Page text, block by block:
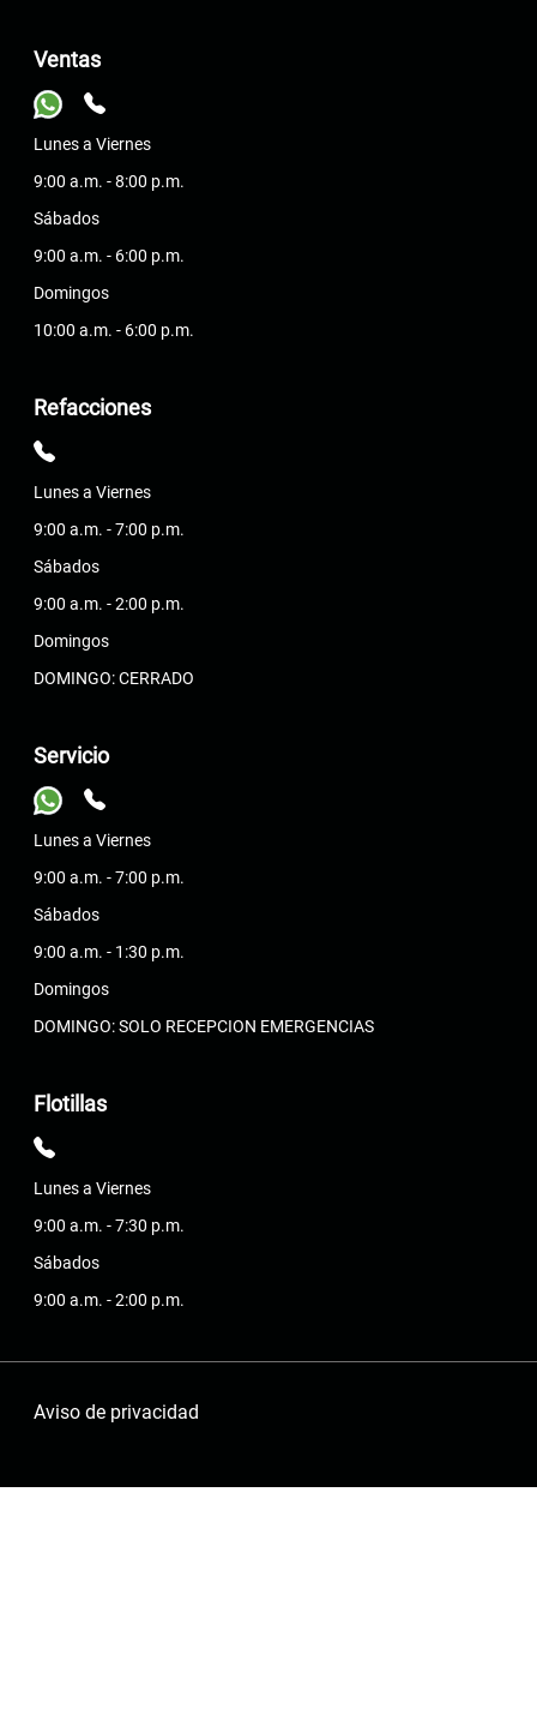
Ventas
Lunes a Viernes
9:00 a.m. - 8:00 p.m.
Sábados
9:00 a.m. - 6:00 p.m.
Domingos
10:00 a.m. - 6:00 p.m.
Refacciones
Lunes a Viernes
9:00 a.m. - 7:00 p.m.
Sábados
9:00 a.m. - 2:00 p.m.
Domingos
DOMINGO: CERRADO
Servicio
Lunes a Viernes
9:00 a.m. - 7:00 p.m.
Sábados
9:00 a.m. - 1:30 p.m.
Domingos
DOMINGO: SOLO RECEPCION EMERGENCIAS
Flotillas
Lunes a Viernes
9:00 a.m. - 7:30 p.m.
Sábados
9:00 a.m. - 2:00 p.m.
Aviso de privacidad